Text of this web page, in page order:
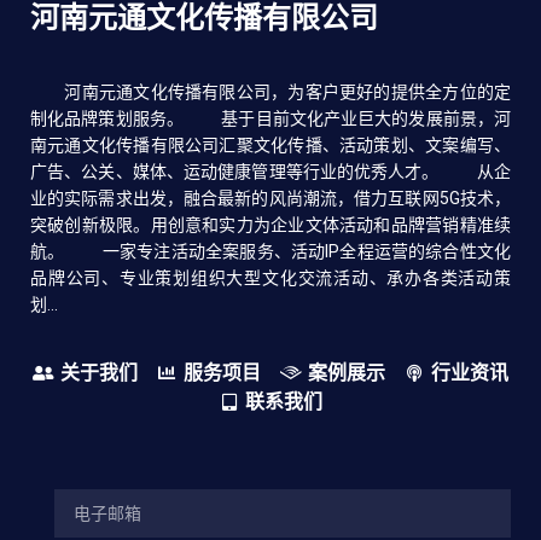
河南元通文化传播有限公司
河南元通文化传播有限公司，为客户更好的提供全方位的定
制化品牌策划服务。 基于目前文化产业巨大的发展前景，河
南元通文化传播有限公司汇聚文化传播、活动策划、文案编写、
广告、公关、媒体、运动健康管理等行业的优秀人才。 从企
业的实际需求出发，融合最新的风尚潮流，借力互联网5G技术，
突破创新极限。用创意和实力为企业文体活动和品牌营销精准续
航。 一家专注活动全案服务、活动IP全程运营的综合性文化
品牌公司、专业策划组织大型文化交流活动、承办各类活动策
划...
关于我们 服务项目 案例展示
行业资讯
联系我们